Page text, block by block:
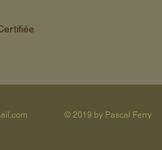
© 2019 by Pascal